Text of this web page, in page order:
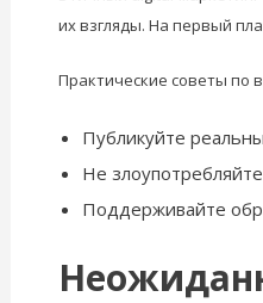
их взгляды. На первый
Практические советы по
Публикуйте
Не
Поддерживайте